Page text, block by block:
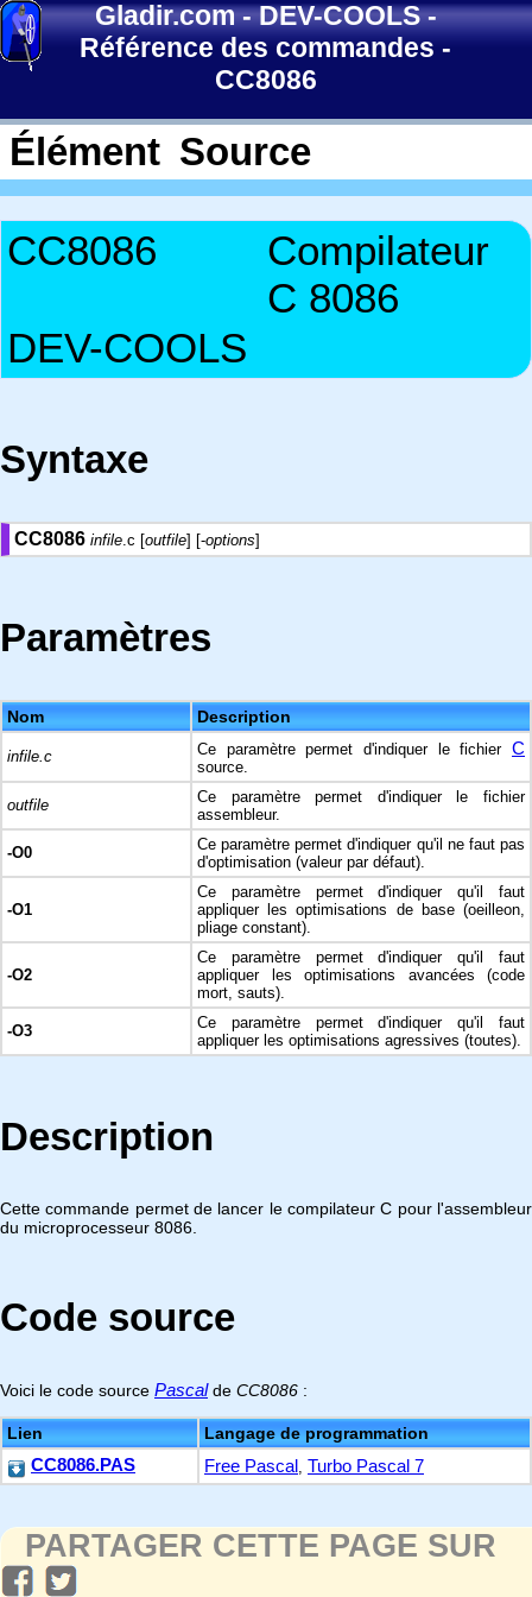
Gladir.com-DEV-COOLS-
Référence des commandes -
CC8086
Élément Source
CC8086
Compilateur
C 8086
DEV-COOLS
Syntaxe
CC8086 infile.c [outfile] [-options]
Paramètres
Nom Description
infile.c Ce paramètre permet d'indiquer le fichier C
source.
outfile
Ce paramètre permet d'indiquer le fichier
assembleur.
-O0
Ce paramètre permet d'indiquer qu'il ne faut pas
d'optimisation (valeur par défaut).
-O1
Ce paramètre permet d'indiquer qu'il faut
appliquer les optimisations de base (oeilleon,
pliage constant).
-O2
Ce paramètre permet d'indiquer qu'il faut
appliquer les optimisations avancées (code
mort, sauts).
-O3
Ce paramètre permet d'indiquer qu'il faut
appliquer les optimisations agressives (toutes).
Description
Cette commande permet de lancer le compilateur C pour l'assembleur
du microprocesseur 8086.
Code source
Voici le code source Pascalde CC8086 :
Lien Langage de programmation
CC8086.PAS Free Pascal, Turbo Pascal 7
PARTAGER CETTE PAGE SUR